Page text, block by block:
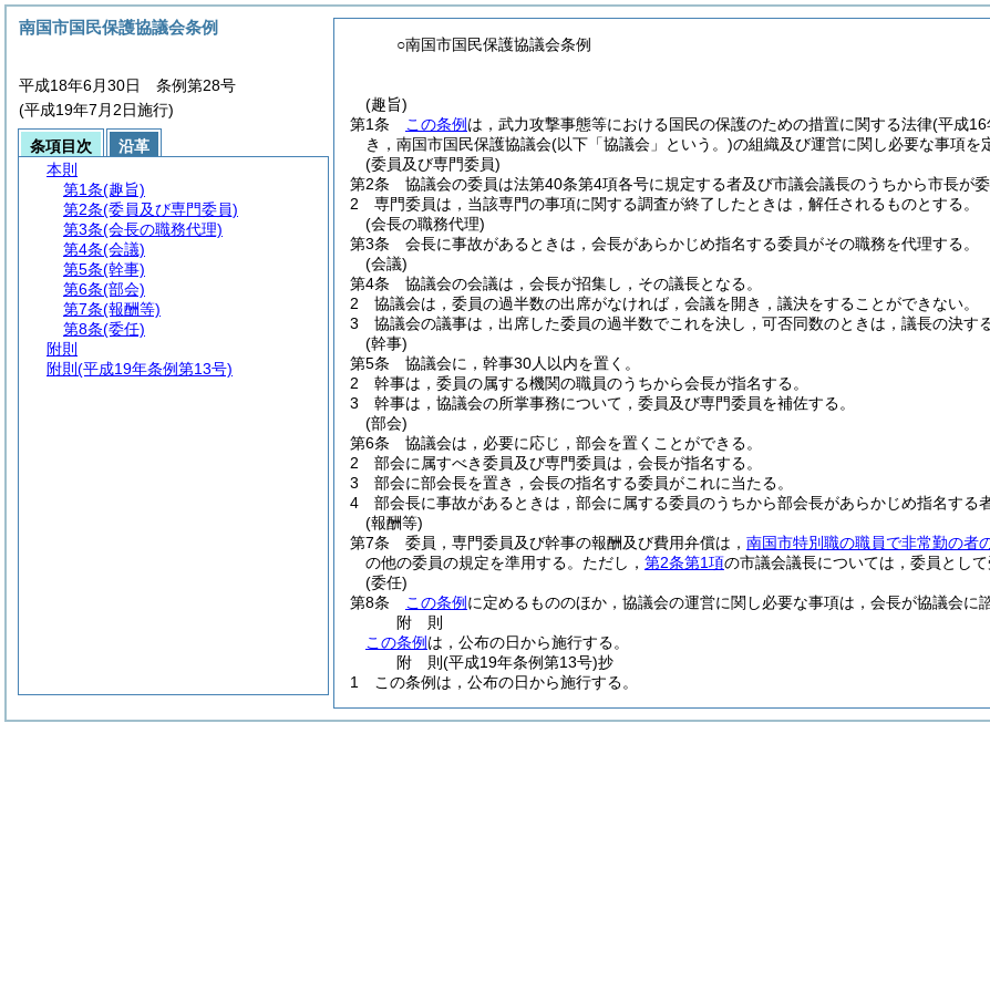
○南国市国民保護協議会条例
(趣旨)
第1条
この条例 は，武力攻撃事態等における国民の保護のための措置に関する法律(平成16
き，南国市国民保護協議会(以下「協議会」という。)の組織及び運営に関し必要な事項を
(委員及び専門委員)
第2条
協議会の委員は法第40条第4項各号に規定する者及び市議会議長のうちから市長が
2
専門委員は，当該専門の事項に関する調査が終了したときは，解任されるものとする。
(会長の職務代理)
第3条
会長に事故があるときは，会長があらかじめ指名する委員がその職務を代理する。
(会議)
第4条
協議会の会議は，会長が招集し，その議長となる。
2
協議会は，委員の過半数の出席がなければ，会議を開き，議決をすることができない。
3
協議会の議事は，出席した委員の過半数でこれを決し，可否同数のときは，議長の決す
(幹事)
第5条
協議会に，幹事30人以内を置く。
2
幹事は，委員の属する機関の職員のうちから会長が指名する。
3
幹事は，協議会の所掌事務について，委員及び専門委員を補佐する。
(部会)
第6条
協議会は，必要に応じ，部会を置くことができる。
2
部会に属すべき委員及び専門委員は，会長が指名する。
3
部会に部会長を置き，会長の指名する委員がこれに当たる。
4
部会長に事故があるときは，部会に属する委員のうちから部会長があらかじめ指名する
(報酬等)
第7条
委員，専門委員及び幹事の報酬及び費用弁償は， 南国市特別職の職員で非常勤の者
の他の委員の規定を準用する。 ただし， 第2条第1項の市議会議長については，委員とし
(委任)
第8条
この条例 に定めるもののほか，協議会の運営に関し必要な事項は，会長が協議会に
附 則
この条例 は，公布の日から施行する。
附 則(平成19年条例第13号)抄
1
この条例は，公布の日から施行する。
南国市国民保護協議会条例
平成18年6月30日 条例第28号
(平成19年7月2日施行)
条項目次
沿革
本則
第1条(趣旨)
第2条(委員及び専門委員)
第3条(会長の職務代理)
第4条(会議)
第5条(幹事)
第6条(部会)
第7条(報酬等)
第8条(委任)
附則
附則 (平成19年条例第13号)